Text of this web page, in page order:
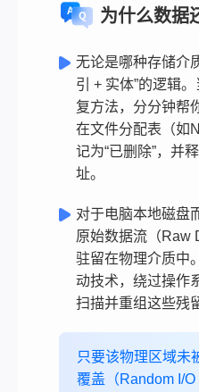
为什么数据
无论是哪种存储介
引 + 实体”的逻辑
复方法，分分钟帮
在文件分配表（如
记为“已删除”，并
址。
对于电脑本地磁盘
原始数据流（Raw
驻留在物理介质中
动技术，绕过操作
扫描并重组这些残
只要该物理区域未
覆盖（Random I/